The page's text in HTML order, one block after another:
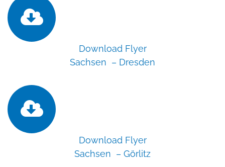
Download Flyer
Sachsen – Dresden
Download Flyer
Sachsen – Görlitz